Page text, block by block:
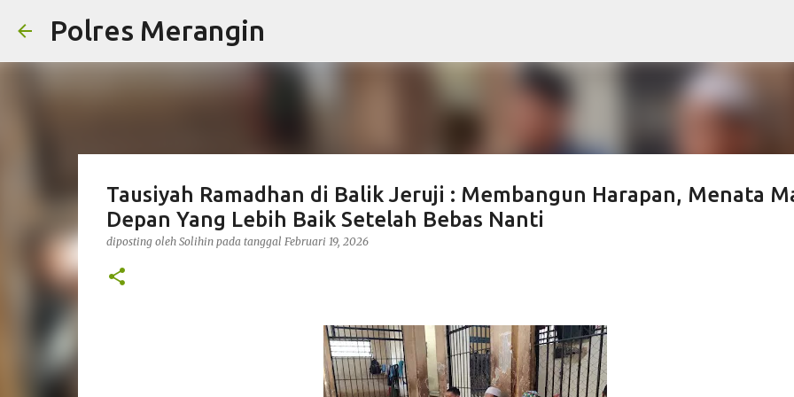
Polres Merangin
Tausiyah Ramadhan di Balik Jeruji : Membangun Harapan, Menata
Depan Yang Lebih Baik Setelah Bebas Nanti
diposting oleh Solihin pada tanggal Februari 19, 2026